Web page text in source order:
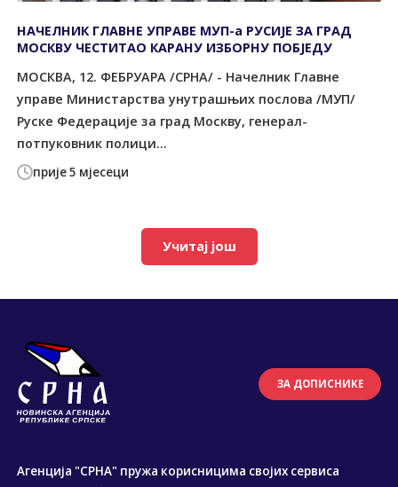
прије 5 мјесеци
НАЧЕЛНИК ГЛАВНЕ УПРАВЕ МУП-а РУСИЈЕ ЗА ГРАД
МОСКВУ ЧЕСТИТАО КАРАНУ ИЗБОРНУ ПОБЈЕДУ
МОСКВА, 12. ФЕБРУАРА /СРНА/ - Начелник Главне
управе Министарства унутрашњих послова /МУП/
Руске Федерације за град Москву, генерал-
потпуковник полици...
Учитај још
ЗА ДОПИСНИКЕ
Агенција "СРНА" пружа корисницима својих сервиса